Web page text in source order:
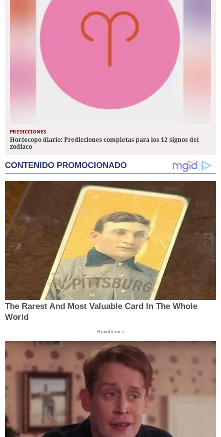
PREDICCIONES
Horóscopo diario: Predicciones completas para los 12 signos del
zodiaco
CONTENIDO PROMOCIONADO
The Rarest And Most Valuable Card In The Whole
World
Brainberries